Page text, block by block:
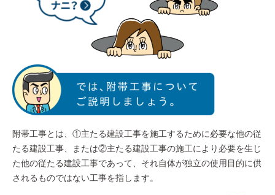
附帯工事とは、①主たる建設工事を施工するために必要な他の従
たる建設工事、または②主たる建設工事の施工により必要を生じ
た他の従たる建設工事であって、それ自体が独立の使用目的に供
されるものではない工事を指します。